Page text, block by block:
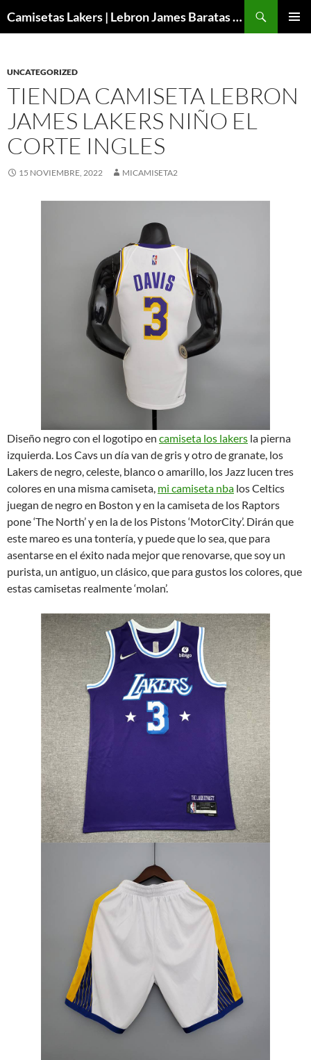
Camisetas Lakers | Lebron James Baratas 2024 – Micamisetanba
UNCATEGORIZED
TIENDA CAMISETA LEBRON
JAMES LAKERS NIÑO EL
CORTE INGLES
15 NOVIEMBRE, 2022 MICAMISETA2
Diseño negro con el logotipo en camiseta los lakers la pierna
izquierda. Los Cavs un día van de gris y otro de granate, los
Lakers de negro, celeste, blanco o amarillo, los Jazz lucen tres
colores en una misma camiseta, mi camiseta nba los Celtics
juegan de negro en Boston y en la camiseta de los Raptors
pone ‘The North’ y en la de los Pistons ‘MotorCity’. Dirán que
este mareo es una tontería, y puede que lo sea, que para
asentarse en el éxito nada mejor que renovarse, que soy un
purista, un antiguo, un clásico, que para gustos los colores, que
estas camisetas realmente ‘molan’.